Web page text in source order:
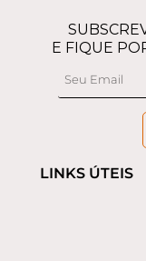
LINKS ÚTEIS
E FIQUE